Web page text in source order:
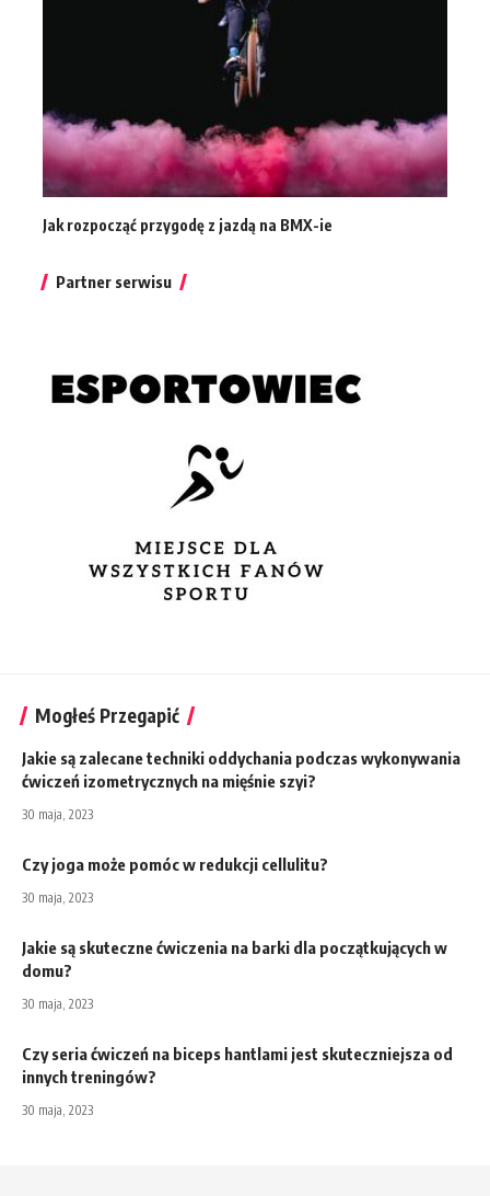
Jak rozpocząć przygodę z jazdą na BMX-ie
Partner serwisu
Mogłeś Przegapić
Jakie są zalecane techniki oddychania podczas wykonywania
ćwiczeń izometrycznych na mięśnie szyi?
30 maja, 2023
Czy joga może pomóc w redukcji cellulitu?
30 maja, 2023
Jakie są skuteczne ćwiczenia na barki dla początkujących w
domu?
30 maja, 2023
Czy seria ćwiczeń na biceps hantlami jest skuteczniejsza od
innych treningów?
30 maja, 2023